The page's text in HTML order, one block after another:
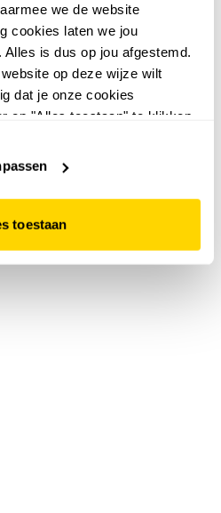
we de website
cookies laten we jou
is dus op jou afgestemd.
op deze wijze wilt
dat je onze cookies
op "Alles toestaan" te klikken.
toestaan